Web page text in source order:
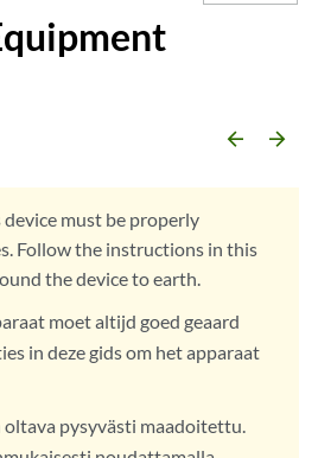
arrow_backward arrow_forward
device must be properly
Follow the instructions in this
the device to earth.
moet altijd goed geaard
in deze gids om het apparaat
oltava pysyvästi maadoitettu.